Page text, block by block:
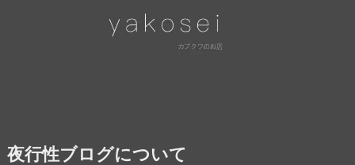
夜行性ブログについて